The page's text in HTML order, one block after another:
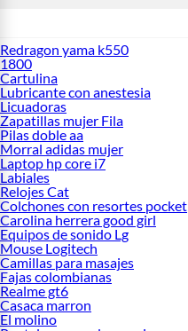
Redragon yama k550
1800
Cartulina
Lubricante con anestesia
Licuadoras
Zapatillas mujer Fila
Pilas doble aa
Morral adidas mujer
Laptop hp core i7
Labiales
Relojes Cat
Colchones con resortes pocket
Carolina herrera good girl
Equipos de sonido Lg
Mouse Logitech
Camillas para masajes
Fajas colombianas
Realme gt6
Casaca marron
El molino